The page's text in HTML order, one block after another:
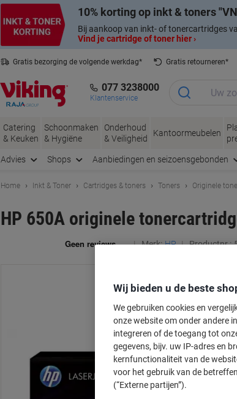
10% korting op inkt & toners
Bij aankoop van inkt- of tonercartridges
Vind je cartridge of toner hier ›
Gratis bezorging de volgende werkdag*
Gratis retourneren*
077 3238000
Klantenservice
Catering
& Keuken
Schoonmaken
& Hygiëne
Onderhoud
& Veiligheid
Kantoormeubelen
Advies Shops Aanbiedingen en seizoensgebonden
Home Inkt & Toner Cartridges & toners Toners Originele
HP 650A originele
Merk: HP Productnr.:
Wij bieden u de beste
We gebruiken cookies en
onze website om onder andere
integreren of de toegang tot
gegevens, bijv. uw IP-adres en
kernfunctionaliteit van de
voor het gebruik van de
(“Externe partijen”).